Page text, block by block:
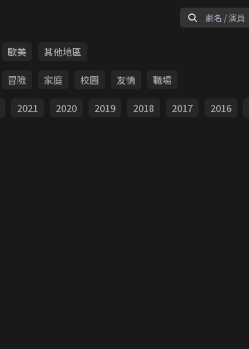
歐美
其他地區
冒險 家庭 校園 友情
職場
2021 2020 2019 2018 2017 2016